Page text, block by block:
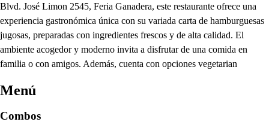
Blvd. José Limon 2545, Feria Ganadera, este restaurante ofrece una
experiencia gastronómica única con su variada carta de hamburguesas
jugosas, preparadas con ingredientes frescos y de alta calidad. El
ambiente acogedor y moderno invita a disfrutar de una comida en
familia o con amigos. Además, cuenta con opciones vegetarian
Menú
Combos